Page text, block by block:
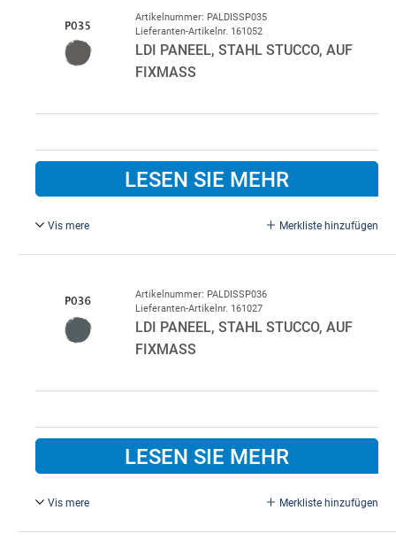
Bitte im Bemerkungsfeld beim Kauf angeben, wenn eine
andere Innenfarbe gewünscht wird.
Artikelnummer: PALDISSP035
Lieferanten-Artikelnr. 161052
LDI PANEEL, STAHL STUCCO, AUF
FIXMASS
LESEN SIE MEHR
Vis mere Merkliste hinzufügen
Bitte im Bemerkungsfeld beim Kauf angeben, wenn eine
andere Innenfarbe gewünscht wird.
Artikelnummer: PALDISSP036
Lieferanten-Artikelnr. 161027
LDI PANEEL, STAHL STUCCO, AUF
FIXMASS
LESEN SIE MEHR
Vis mere Merkliste hinzufügen